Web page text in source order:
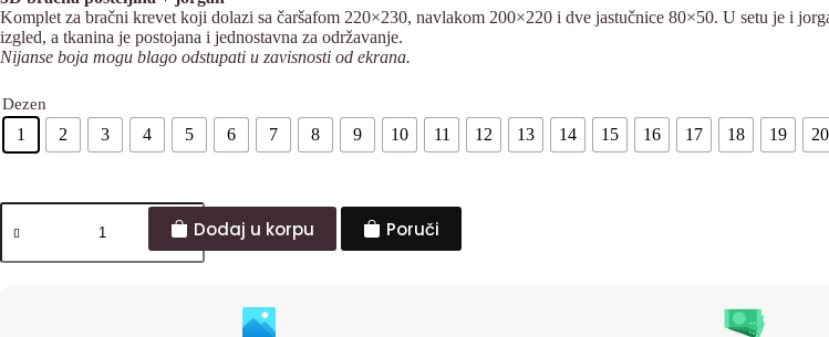
Komplet za bračni krevet koji dolazi sa čaršafom 220×230, navlakom 200×220 i dve jastučnice 80×50. U setu je i
izgled, a tkanina je postojana i jednostavna za održavanje.
Nijanse boja mogu blago odstupati u zavisnosti od ekrana.
Dezen
1 2 3 4 5 6 7 8 9 10 11 12 13 14 15 16 17 18 19 20
Dodaj u korpu Poruči